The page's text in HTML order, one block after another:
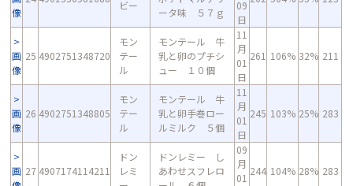
像
ビー
ータ味 ５７ｇ
09
日
画
像
25 4902751348720
モン
テー
ル
モンテール 牛
乳と卵のプチシ
ュー １０個
11
月
01
日
261 106% 32% 211
画
像
26 4902751348805
モン
テー
ル
モンテール 牛
乳と卵手巻ロー
ルミルク ５個
11
月
01
日
245 103% 25% 283
画 27 4907174114211
ドン
レミ
ドンレミー し
あわせスフレロ
09
月
01
244 104% 28% 283